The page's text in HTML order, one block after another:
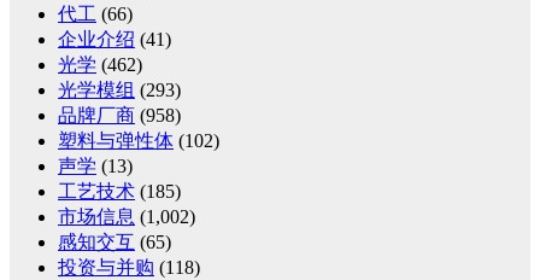
代工 (66)
企业介绍 (41)
光学 (462)
光学模组 (293)
品牌厂商 (958)
塑料与弹性体 (102)
声学 (13)
工艺技术 (185)
市场信息 (1,002)
感知交互 (65)
投资与并购 (118)